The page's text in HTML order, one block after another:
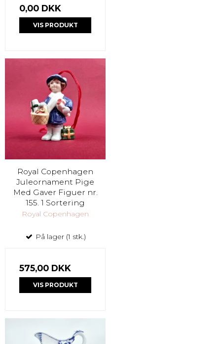
0,00 DKK
VIS PRODUKT
Royal Copenhagen
Juleornament Pige
Med Gaver Figuer nr.
155. 1 Sortering
Royal Copenhagen
På lager (1 stk.)
575,00 DKK
VIS PRODUKT